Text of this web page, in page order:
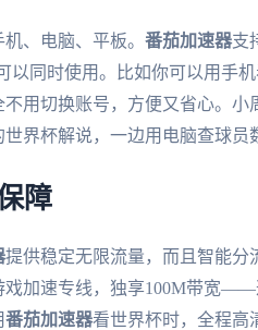
、电脑、平板。 番茄加速器支
以同时使用。比如你可以用手
用切换账号，方便又省心。小
界杯解说，一边用电脑查球员
障
提供稳定无限流量，而且智能分
戏加速专线，独享100M带宽
番茄加速器看世界杯时，全程高